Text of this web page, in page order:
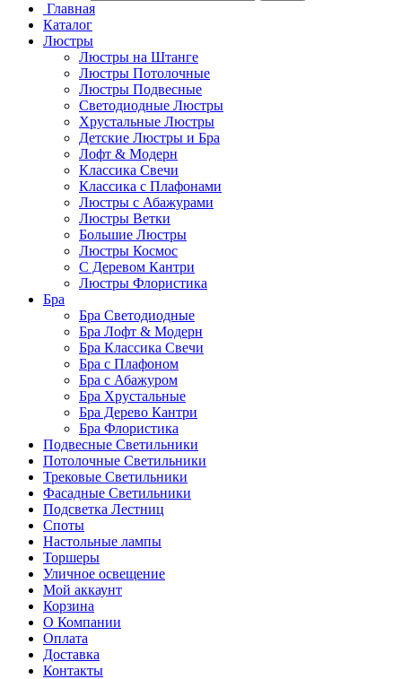
Главная
Каталог
Люстры
Люстры на Штанге
Люстры Потолочные
Люстры Подвесные
Светодиодные Люстры
Хрустальные Люстры
Детские Люстры и Бра
Лофт & Модерн
Классика Свечи
Классика с Плафонами
Люстры с Абажурами
Люстры Ветки
Большие Люстры
Люстры Космос
С Деревом Кантри
Люстры Флористика
Бра
Бра Светодиодные
Бра Лофт & Модерн
Бра Классика Свечи
Бра с Плафоном
Бра с Абажуром
Бра Хрустальные
Бра Дерево Кантри
Бра Флористика
Подвесные Светильники
Потолочные Светильники
Трековые Светильники
Фасадные Светильники
Подсветка Лестниц
Споты
Настольные лампы
Торшеры
Уличное освещение
Мой аккаунт
Корзина
О Компании
Оплата
Доставка
Контакты